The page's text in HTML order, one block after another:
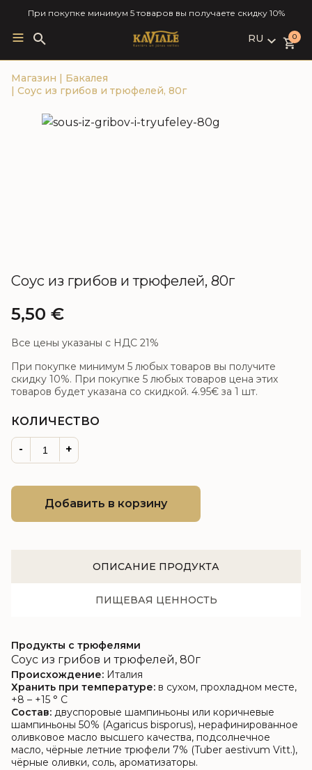
При покупке минимум 5 товаров вы получаете скидку 10%
Search
for:
RU
LV
0
Магазин | Бакалея
| Соус из грибов и трюфелей, 80г
Соус из грибов и трюфелей, 80г
5,50 €
Все цены указаны с НДС 21%
При покупке минимум 5 любых товаров вы получите
скидку 10%. При покупке 5 любых товаров цена этих
товаров будет указана со скидкой. 4.95€ за 1 шт.
КОЛИЧЕСТВО
- +
Добавить в корзину
ОПИСАНИЕ ПРОДУКТА
ПИЩЕВАЯ ЦЕННОСТЬ
Продукты с трюфелями
Соус из грибов и трюфелей, 80г
Происхождение: Италия
Хранить при температуре: в сухом, прохладном месте,
+8 – +15 ° C
Состав: двуспоровые шампиньоны или коричневые
шампиньоны 50% (Agaricus bisporus), нерафинированное
оливковое масло высшего качества, подсолнечное
масло, чёрные летние трюфели 7% (Tuber aestivum Vitt.),
чёрные оливки, соль, ароматизаторы.